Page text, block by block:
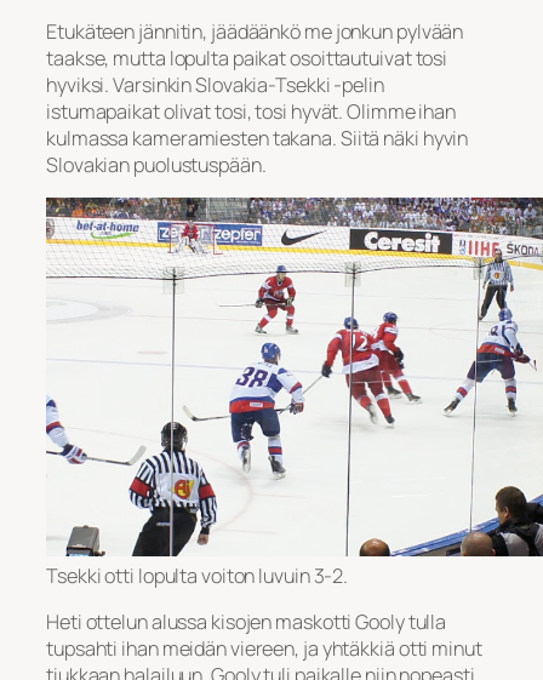
Etukäteen jännitin, jäädäänkö me jonkun pylvään
taakse, mutta lopulta paikat osoittautuivat tosi
hyviksi. Varsinkin Slovakia-Tsekki -pelin
istumapaikat olivat tosi, tosi hyvät. Olimme ihan
kulmassa kameramiesten takana. Siitä näki hyvin
Slovakian puolustuspään.
Tsekki otti lopulta voiton luvuin 3-2.
Heti ottelun alussa kisojen maskotti Gooly tulla
tupsahti ihan meidän viereen, ja yhtäkkiä otti minut